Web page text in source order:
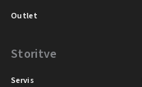
Outlet
Storitve
Servis